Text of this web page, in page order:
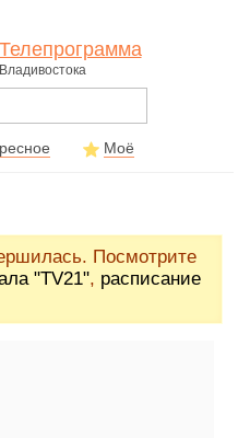
Телепрограмма
Владивостока
Моё
Посмотрите
"TV21", расписание